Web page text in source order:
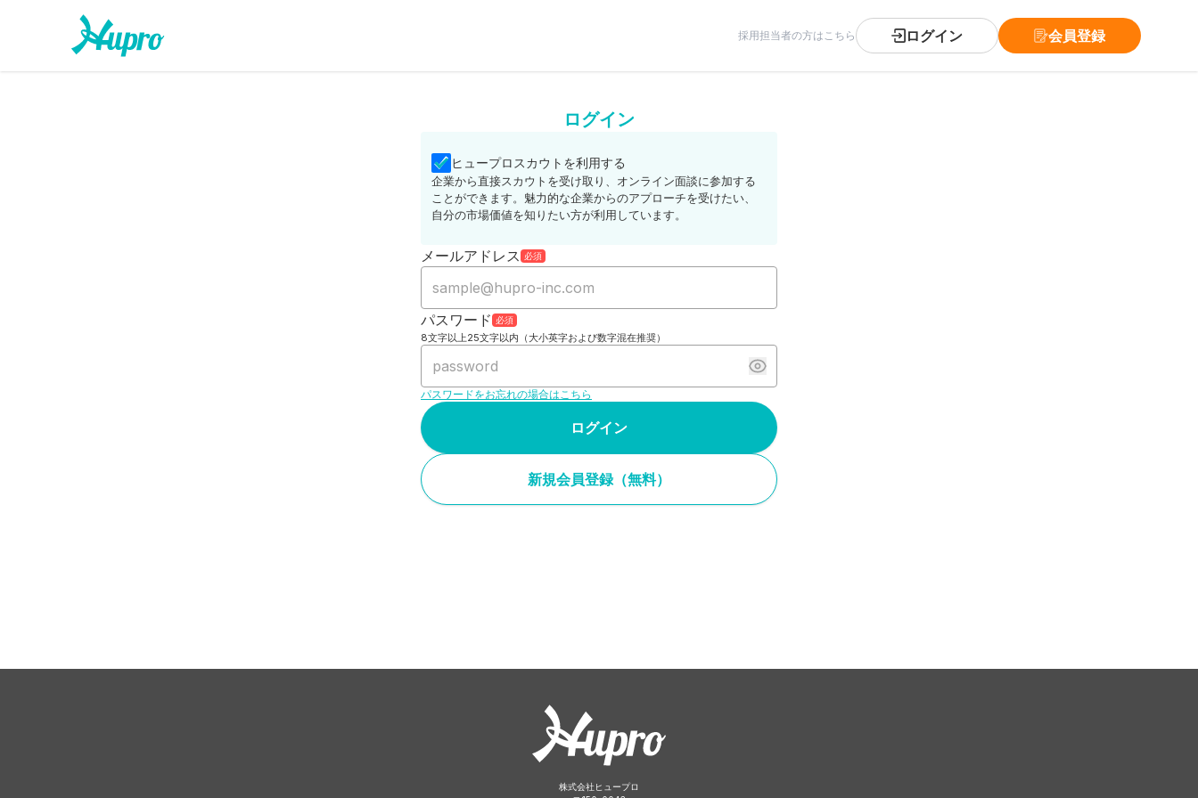
採用担当者の方はこちら ログイン 会員登録
ログイン
ヒュープロスカウトを利用する
企業から直接スカウトを受け取り、オンライン面談に参加する
ことができます。魅力的な企業からのアプローチを受けたい、
自分の市場価値を知りたい方が利用しています。
メールアドレス 必須
パスワード 必須
8文字以上25文字以内（大小英字および数字混在推奨）
パスワードをお忘れの場合はこちら
ログイン
新規会員登録（無料）
株式会社ヒュープロ